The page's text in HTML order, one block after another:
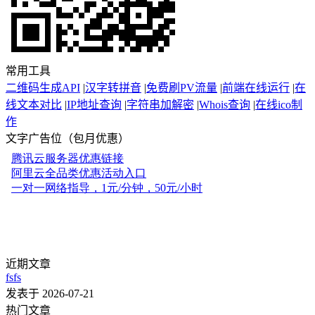
常用工具
二维码生成API |汉字转拼音 |免费刷PV流量 |前端在线运行 |在
线文本对比 |IP地址查询 |字符串加解密 |Whois查询 |在线ico制
作
文字广告位（包月优惠）
近期文章
fsfs
发表于 2026-07-21
热门文章